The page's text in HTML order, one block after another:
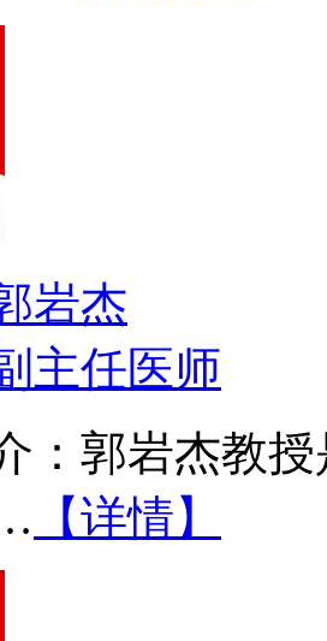
岩杰
主任医师
郭岩杰教授
【详情】